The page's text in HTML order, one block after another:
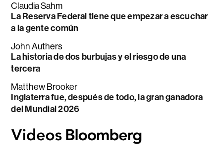
Claudia Sahm
La Reserva Federal tiene que empezar a escuchar
a la gente común
John Authers
La historia de dos burbujas y el riesgo de una
tercera
Matthew Brooker
Inglaterra fue, después de todo, la gran ganadora
del Mundial 2026